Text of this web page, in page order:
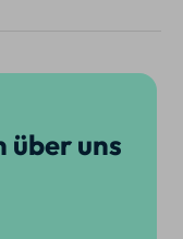
über uns